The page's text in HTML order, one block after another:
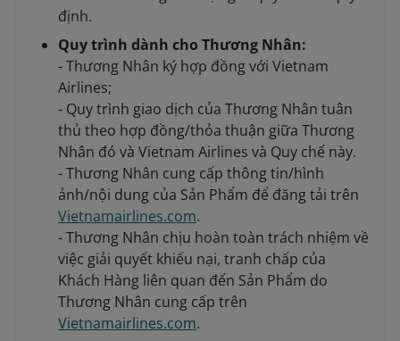
định.
Quy trình dành cho Thương Nhân:
- Thương Nhân ký hợp đồng với Vietnam
Airlines;
- Quy trình giao dịch của Thương Nhân tuân
thủ theo hợp đồng/thỏa thuận giữa Thương
Nhân đó và Vietnam Airlines và Quy chế này.
- Thương Nhân cung cấp thông tin/hình
ảnh/nội dung của Sản Phẩm để đăng tải trên
Vietnamairlines.com.
- Thương Nhân chịu hoàn toàn trách nhiệm về
việc giải quyết khiếu nại, tranh chấp của
Khách Hàng liên quan đến Sản Phẩm do
Thương Nhân cung cấp trên
Vietnamairlines.com.